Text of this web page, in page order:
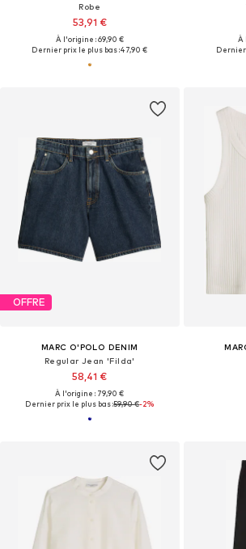
Robe
53,91 €
À l'origine : 69,90 €
Dernier prix le plus bas :47,90 €
À
Dernier
OFFRE
MARC O'POLO DENIM
Regular Jean 'Filda'
58,41 €
À l'origine : 79,90 €
Dernier prix le plus bas :59,90 €-2%